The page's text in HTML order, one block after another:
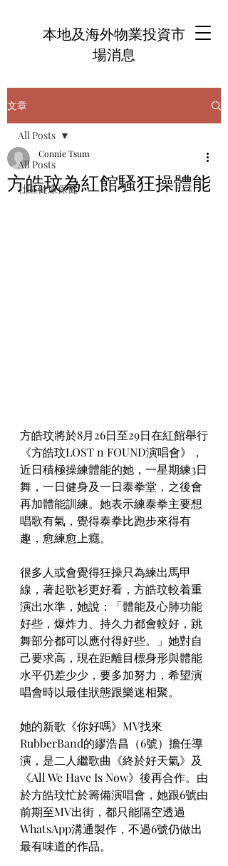
本地及海外物業投資市
場消息
文章
All Posts
社區健康保健
All Posts
方皓玟為紅館騷狂操體能
Connie Tsum
方皓玟將於8月26日至29日在紅館舉行
《方皓玟LOST n FOUND演唱會》，
近日積極操練體能的她，一星期練3日
舞，一日健身及一日泰拳堂，之後會
再加體能訓練。她表示練泰拳主要想
唱歌有氣，覺得泰拳比跑步來得有
趣，愈練愈上癮。
很多人或會覺得狂操只為練出馬甲
線，著起歌衫更好看，方皓玟較着重
演出水準，她說：「體能及心肺功能
好些，爆炸力、持久力都會較好，跳
舞部分都可以應付得好些。」她對自
己要求高，現在距離目標身形與體能
水平仍差少少，要多加努力，希望演
唱會時以最佳狀態跟樂迷相聚。
她的新歌《你好嗎》MV找來
RubberBand的繆浩昌（6號）擔任導
演，是二人繼歌曲《終於好天氣》及
《All We Have Is Now》後再合作。由
於方皓玟忙於籌備演唱會，她跟6號由
前期至MV出街，都只能隔空透過
WhatsApp溝通製作，不過6號仍做出
最有味道的作品。